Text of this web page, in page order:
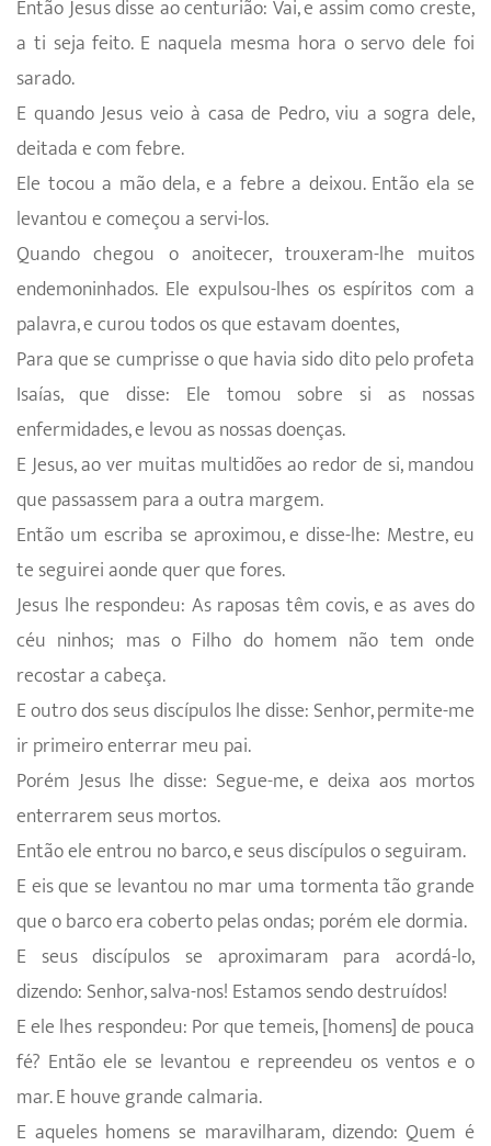
Então Jesus disse ao centurião: Vai, e assim como creste,
a ti seja feito. E naquela mesma hora o servo dele foi
sarado.
E quando Jesus veio à casa de Pedro, viu a sogra dele,
deitada e com febre.
Ele tocou a mão dela, e a febre a deixou. Então ela se
levantou e começou a servi-los.
Quando chegou o anoitecer, trouxeram-lhe muitos
endemoninhados. Ele expulsou-lhes os espíritos com a
palavra, e curou todos os que estavam doentes,
Para que se cumprisse o que havia sido dito pelo profeta
Isaías, que disse: Ele tomou sobre si as nossas
enfermidades, e levou as nossas doenças.
E Jesus, ao ver muitas multidões ao redor de si, mandou
que passassem para a outra margem.
Então um escriba se aproximou, e disse-lhe: Mestre, eu
te seguirei aonde quer que fores.
Jesus lhe respondeu: As raposas têm covis, e as aves do
céu ninhos; mas o Filho do homem não tem onde
recostar a cabeça.
E outro dos seus discípulos lhe disse: Senhor, permite-me
ir primeiro enterrar meu pai.
Porém Jesus lhe disse: Segue-me, e deixa aos mortos
enterrarem seus mortos.
Então ele entrou no barco, e seus discípulos o seguiram.
E eis que se levantou no mar uma tormenta tão grande
que o barco era coberto pelas ondas; porém ele dormia.
E seus discípulos se aproximaram para acordá-lo,
dizendo: Senhor, salva-nos! Estamos sendo destruídos!
E ele lhes respondeu: Por que temeis, [homens] de pouca
fé? Então ele se levantou e repreendeu os ventos e o
mar. E houve grande calmaria.
E aqueles homens se maravilharam, dizendo: Quem é